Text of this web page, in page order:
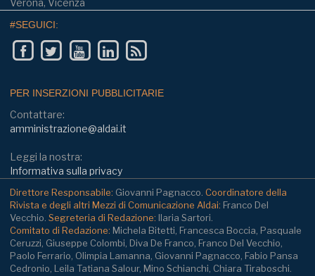
Verona, Vicenza
#SEGUICI:
PER INSERZIONI PUBBLICITARIE
Contattare:
amministrazione@aldai.it
Leggi la nostra:
Informativa sulla privacy
Direttore Responsabile: Giovanni Pagnacco. Coordinatore della
Rivista e degli altri Mezzi di Comunicazione Aldai: Franco Del
Vecchio. Segreteria di Redazione: Ilaria Sartori.
Comitato di Redazione: Michela Bitetti, Francesca Boccia, Pasquale
Ceruzzi, Giuseppe Colombi, Diva De Franco, Franco Del Vecchio,
Paolo Ferrario, Olimpia Lamanna, Giovanni Pagnacco, Fabio Pansa
Cedronio, Leila Tatiana Salour, Mino Schianchi, Chiara Tiraboschi.